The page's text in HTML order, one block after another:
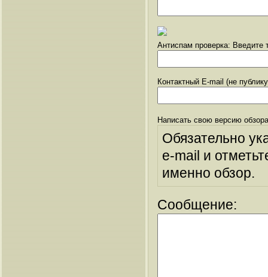
Антиспам проверка: Введите
Контактный E-mail (не
Написать свою версию
Обязательно
e-mail и
именно обзор.
Сообщение: